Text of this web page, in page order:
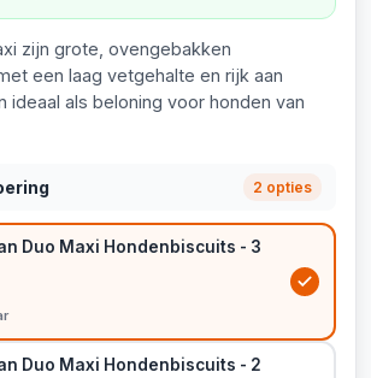
zijn grote, ovengebakken
een laag vetgehalte en rijk aan
ideaal als beloning voor honden van
2 opties
Duo Maxi Hondenbiscuits - 3
Duo Maxi Hondenbiscuits - 2